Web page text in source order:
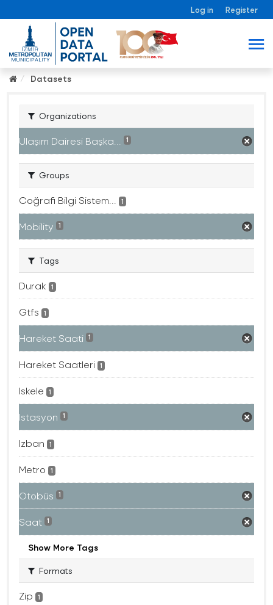
Log in Register
Datasets
Organizations
Ulaşım Dairesi Başka... 1
Groups
Coğrafi Bilgi Sistem... 1
Mobility 1
Tags
Durak 1
Gtfs 1
Hareket Saati 1
Hareket Saatleri 1
Iskele 1
Istasyon 1
Izban 1
Metro 1
Otobüs 1
Saat 1
Show More Tags
Formats
Zip 1